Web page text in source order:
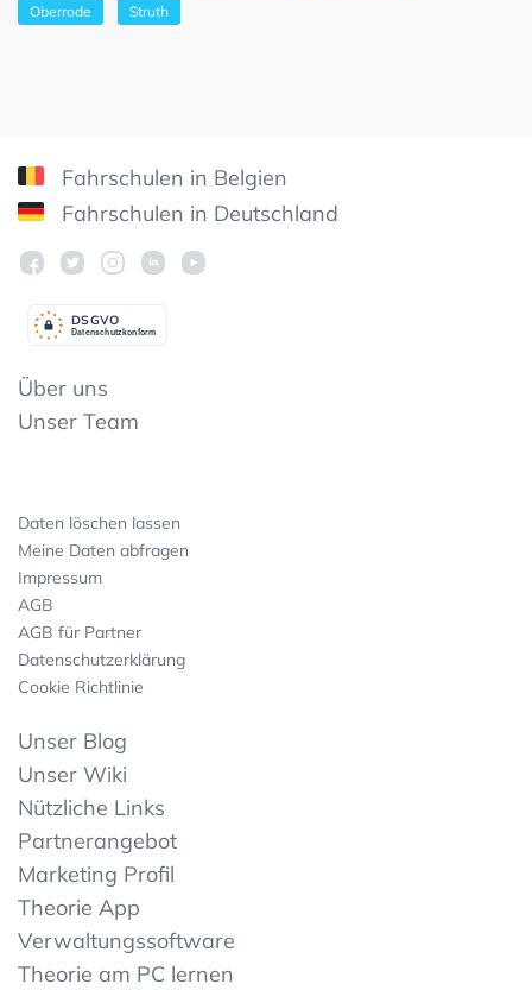
Oberrode Struth
Fahrschulen in Belgien
Fahrschulen in Deutschland
Datenschutzkonform
DSGVO
Über uns
Unser Team
Daten löschen lassen
Meine Daten abfragen
Impressum
AGB
AGB für Partner
Datenschutzerklärung
Cookie Richtlinie
Unser Blog
Unser Wiki
Nützliche Links
Partnerangebot
Marketing Profil
Theorie App
Verwaltungssoftware
Theorie am PC lernen